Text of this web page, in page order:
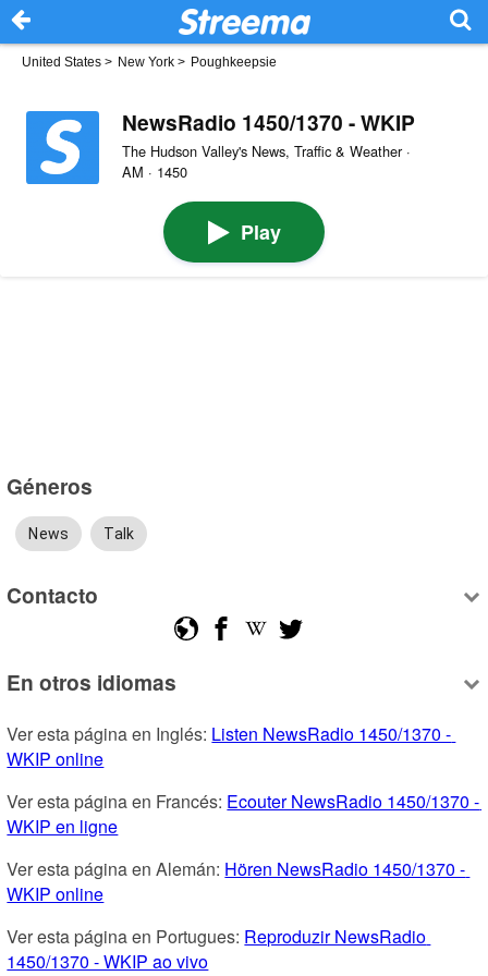
United States > New York > Poughkeepsie
NewsRadio 1450/1370 - WKIP
The Hudson Valley's News, Traffic & Weather ·
AM · 1450
Play
Géneros
News Talk
Contacto
En otros idiomas
Ver esta página en Inglés: Listen NewsRadio 1450/1370 -
WKIP online
Ver esta página en Francés: Ecouter NewsRadio 1450/1370 -
WKIP en ligne
Ver esta página en Alemán: Hören NewsRadio 1450/1370 -
WKIP online
Ver esta página en Portugues: Reproduzir NewsRadio
1450/1370 - WKIP ao vivo